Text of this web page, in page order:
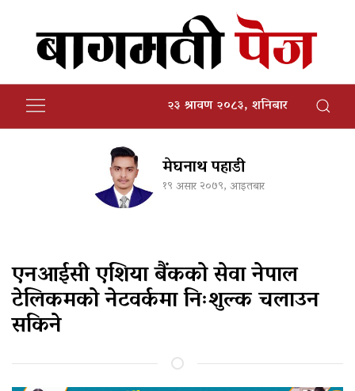
२३ श्रावण २०८३, शनिबार
मेघनाथ पहाडी
१९ असार २०७९, आइतबार
एनआईसी एशिया बैंकको सेवा नेपाल
टेलिकमको नेटवर्कमा निःशुल्क चलाउन
सकिने